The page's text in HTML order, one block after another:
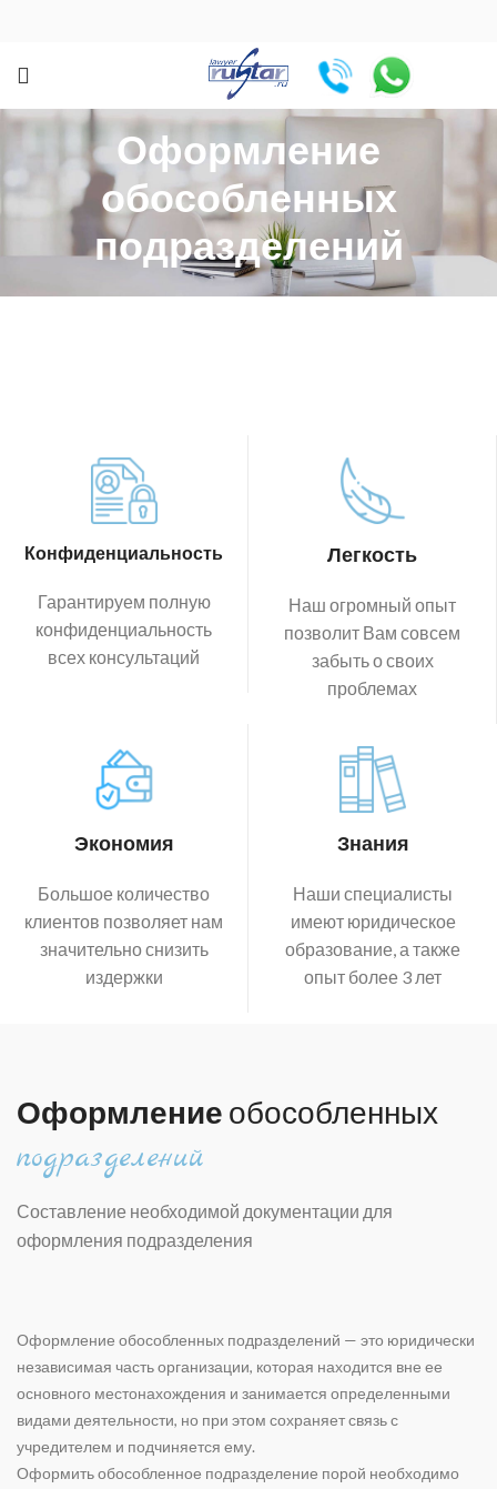
Оформление
обособленных
подразделений
Конфиденциальность
Гарантируем полную
конфиденциальность
всех консультаций
Легкость
Наш огромный опыт
позволит Вам совсем
забыть о своих
проблемах
Экономия
Большое количество
клиентов позволяет нам
значительно снизить
издержки
Знания
Наши специалисты
имеют юридическое
образование, а также
опыт более 3 лет
Оформление обособленных
подразделений
Составление необходимой документации для
оформления подразделения
Оформление обособленных подразделений — это юридически
независимая часть организации, которая находится вне ее
основного местонахождения и занимается определенными
видами деятельности, но при этом сохраняет связь с
учредителем и подчиняется ему.
Оформить обособленное подразделение порой необходимо